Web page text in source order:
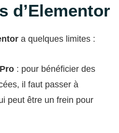
d’Elementor
a quelques limites :
: pour bénéficier des
il faut passer à
peut être un frein pour